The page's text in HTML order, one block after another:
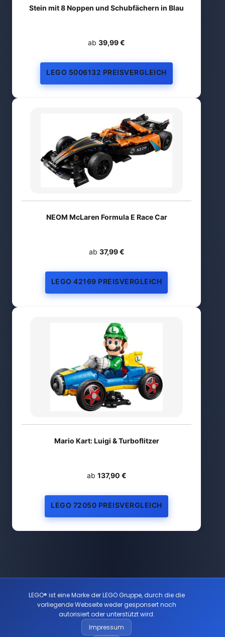
Stein mit 8 Noppen und Schubfächern in Blau
ab 39,99 €
LEGO 5006132 PREISVERGLEICH
NEOM McLaren Formula E Race Car
ab 37,99 €
LEGO 42169 PREISVERGLEICH
Mario Kart: Luigi & Turboflitzer
ab 137,90 €
LEGO 72050 PREISVERGLEICH
LEGO® ist eine Marke der LEGO Gruppe, durch die die
vorliegende Webseite weder gesponsert noch
autorisiert oder unterstützt wird.
Impressum